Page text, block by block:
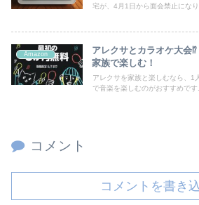
宅が、4月1日から面会禁止になり
Amazon
アレクサとカラオケ大
家族で楽しむ！
アレクサを家族と楽しむなら、1
で音楽を楽しむのがおすすめです
コメント
コメントを書き